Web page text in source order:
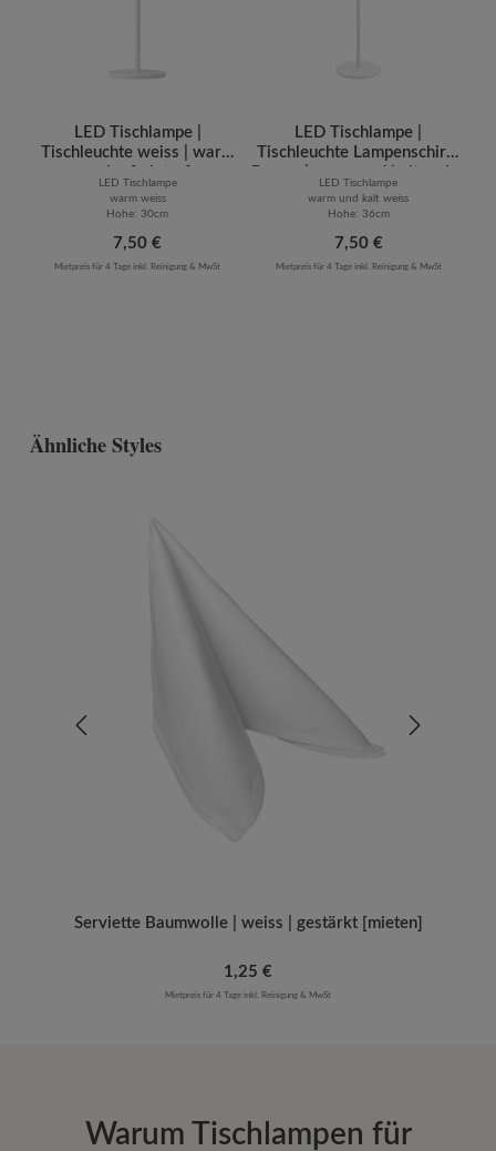
LED Tischlampe |
Tischleuchte weiss | warm
weiss [mieten]
LED Tischlampe
warm weiss
Hohe: 30cm
Regulärer Preis:
7,50 €
Mietpreis für 4 Tage inkl. Reinigung & MwSt
LED Tischlampe |
Tischleuchte Lampenschirm
Rattan | warm und kalt weiss
| [mieten]
LED Tischlampe
warm und kalt weiss
Hohe: 36cm
Regulärer Preis:
7,50 €
Mietpreis für 4 Tage inkl. Reinigung & MwSt
Produktgalerie überspringen
Ähnliche Styles
Serviette Baumwolle | weiss | gestärkt [mieten]
Regulärer Preis:
1,25 €
Mietpreis für 4 Tage inkl. Reinigung & MwSt
Warum Tischlampen für